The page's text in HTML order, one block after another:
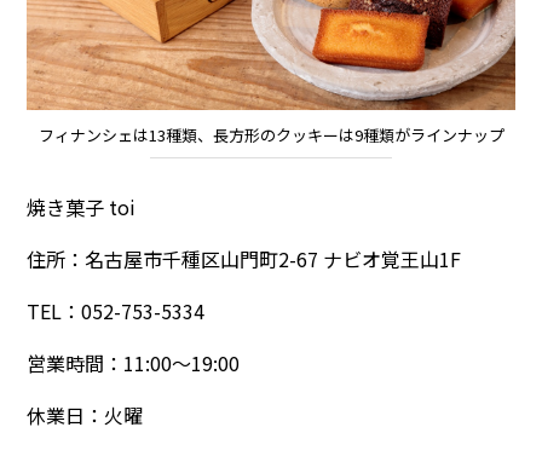
フィナンシェは13種類、長方形のクッキーは9種類がラインナップ
焼き菓子 toi
住所：名古屋市千種区山門町2-67 ナビオ覚王山1F
TEL：052-753-5334
営業時間：11:00～19:00
休業日：火曜